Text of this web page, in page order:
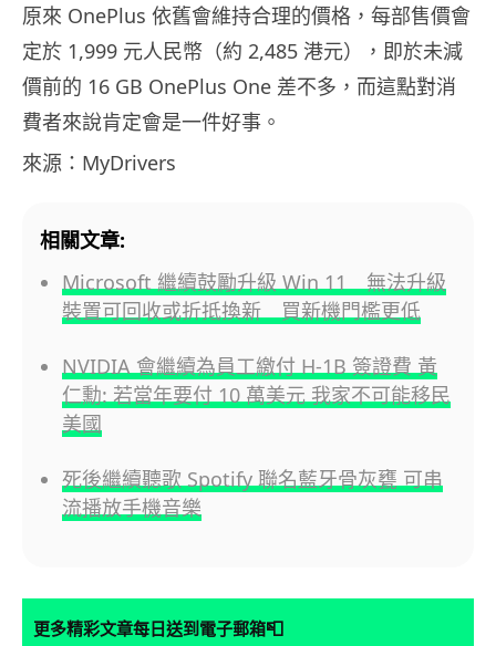
原來 OnePlus 依舊會維持合理的價格，每部售價會
定於 1,999 元人民幣（約 2,485 港元），即於未減
價前的 16 GB OnePlus One 差不多，而這點對消
費者來說肯定會是一件好事。
來源：MyDrivers
相關文章:
Microsoft 繼續鼓勵升級 Win 11 無法升級
裝置可回收或折抵換新 買新機門檻更低
NVIDIA 會繼續為員工繳付 H-1B 簽證費 黃
仁勳: 若當年要付 10 萬美元 我家不可能移民
美國
死後繼續聽歌 Spotify 聯名藍牙骨灰甕 可串
流播放手機音樂
更多精彩文章每日送到電子郵箱📮